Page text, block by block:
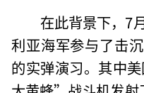
在此背景下，7
利亚海军参与了击
的实弹演习。其中